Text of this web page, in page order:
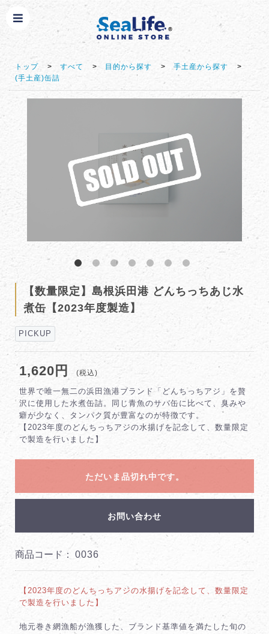
トップ > すべて > 目的から探す > 手土産から探す
>
(手土産)缶詰
【数量限定】島根浜田港 どんちっちあじ水
煮缶【2023年度製造】
PICKUP
1,620円 (税込)
世界で唯一無二の浜田漁港ブランド「どんちっちアジ」を贅
沢に使用した水煮缶詰。同じ青魚のサバ缶に比べて、臭みや
癖が少なく、タンパク質が豊富なのが特徴です。
【2023年度のどんちっちアジの水揚げを記念して、数量限定
で製造を行いました】
ただいま品切れ中です。
お問い合わせ
商品コード： 0036
【2023年度のどんちっちアジの水揚げを記念して、数量限定
で製造を行いました】
地元巻き網漁船が漁獲した、ブランド基準値を満たした旬の